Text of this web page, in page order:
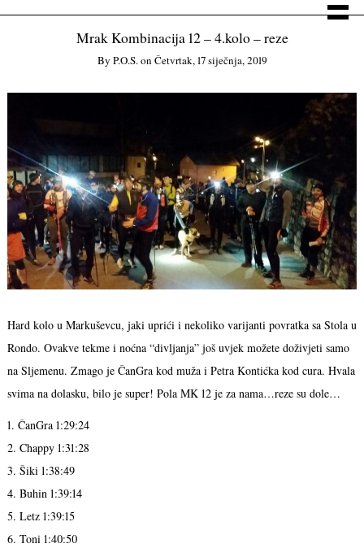
Mrak Kombinacija 12 – 4.kolo – reze
By P.o.s.on Četvrtak, 17 siječnja, 2019
Hard kolo u Markuševcu, jaki uprići i nekoliko varijanti povratka sa Stola u
Rondo. Ovakve tekme i noćna “divljanja” još uvjek možete doživjeti samo
na Sljemenu. Zmago je ČanGra kod muža i Petra Kontićka kod cura. Hvala
svima na dolasku, bilo je super! Pola MK 12 je za nama…reze su dole…
1. ČanGra 1:29:24
2. Chappy 1:31:28
3. Šiki 1:38:49
4. Buhin 1:39:14
5. Letz 1:39:15
6. Toni 1:40:50